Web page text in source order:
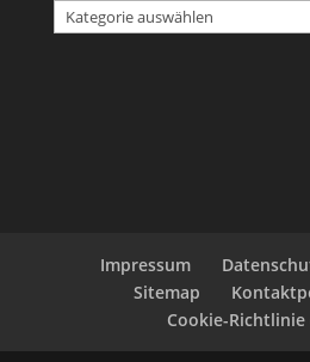
Impressum
Sitemap
Cookie-Richtlinie